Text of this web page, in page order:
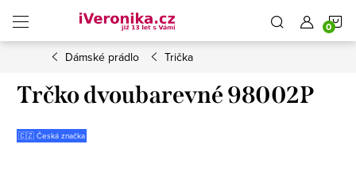
obsah
Dámské prádlo Trička
Trčko dvoubarevné 98002P
🇨🇿 Česká značka